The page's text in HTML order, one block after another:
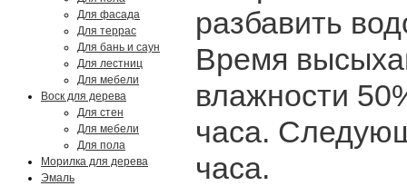
Для фасада
Для террас
Для бань и саун
Для лестниц
Для мебели
Воск для дерева
Для стен
Для мебели
Для пола
Морилка для дерева
Эмаль
разбавить
Время
влажности
часа.
часа.